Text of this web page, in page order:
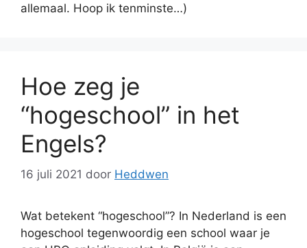
allemaal. Hoop ik tenminste…)
Hoe zeg je
“hogeschool” in het
Engels?
16 juli 2021 door Heddwen
Wat betekent “hogeschool”? In Nederland is een
hogeschool tegenwoordig een school waar je